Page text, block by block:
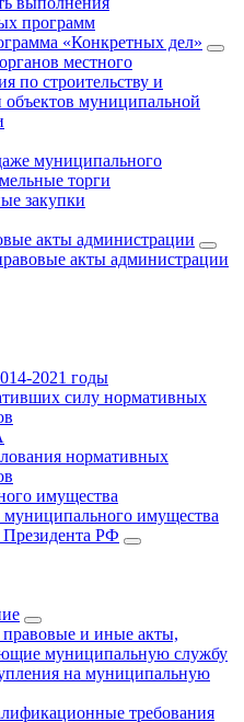
программ
«Конкретных дел»
местного
по строительству и
объектов муниципальной
муниципального
торги
закупки
акты администрации
акты администрации
2021 годы
силу нормативных
нормативных
имущества
имущества
РФ
и иные акты,
муниципальную службу
на муниципальную
требования